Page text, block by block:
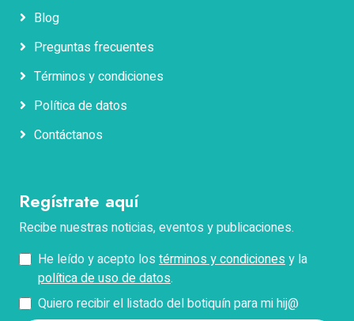
Blog
Preguntas frecuentes
Términos y condiciones
Política de datos
Contáctanos
Regístrate aquí
Recibe nuestras noticias, eventos y publicaciones.
He leído y acepto los términos y condicionesy la
política de uso de datos.
Quiero recibir el listado del botiquín para mi hij@
Nombres
Apellidos
Teléfono
Pregunta
*Describe tu problema con el pago, facturación o